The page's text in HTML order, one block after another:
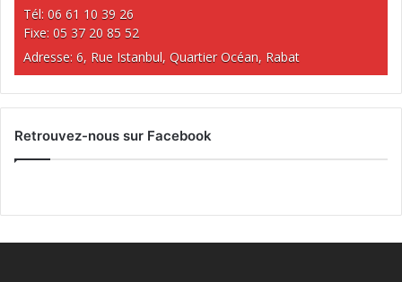
Tél: 06 61 10 39 26
Fixe: 05 37 20 85 52
Adresse: 6, Rue Istanbul, Quartier Océan, Rabat
Retrouvez-nous sur Facebook